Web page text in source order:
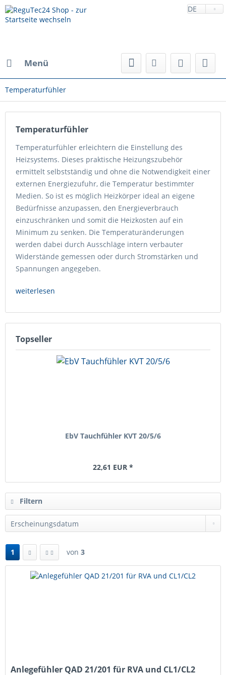
DE
Menü
Temperaturfühler
Temperaturfühler
Temperaturfühler erleichtern die Einstellung des
Heizsystems. Dieses praktische Heizungszubehör
ermittelt selbstständig und ohne die Notwendigkeit einer
externen Energiezufuhr, die Temperatur bestimmter
Medien. So ist es möglich Heizkörper ideal an eigene
Bedürfnisse anzupassen, den Energieverbrauch
einzuschränken und somit die Heizkosten auf ein
Minimum zu senken. Die Temperaturänderungen
werden dabei durch Ausschläge intern verbauter
Widerstände gemessen oder durch Stromstärken und
Spannungen angegeben.
weiterlesen
Topseller
EbV Tauchfühler KVT 20/5/6
22,61 EUR *
Filtern
1 von 3
Anlegefühler QAD 21/201 für RVA und CL1/CL2